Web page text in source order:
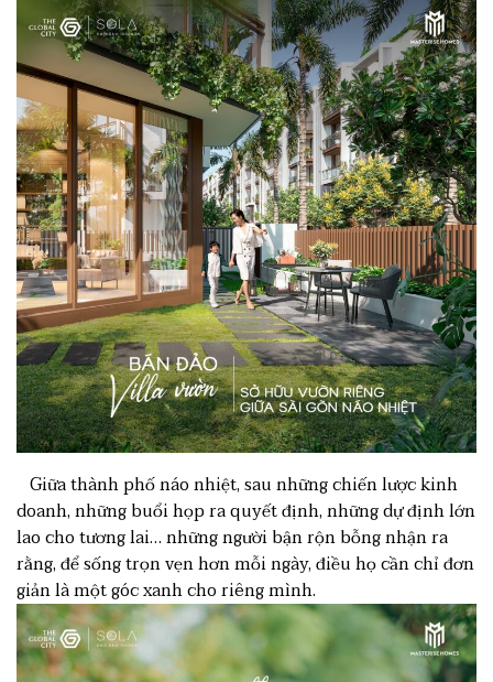
Giữa thành phố náo nhiệt, sau những chiến lược kinh
doanh, những buổi họp ra quyết định, những dự định lớn
lao cho tương lai… những người bận rộn bỗng nhận ra
rằng, để sống trọn vẹn hơn mỗi ngày, điều họ cần chỉ đơn
giản là một góc xanh cho riêng mình.